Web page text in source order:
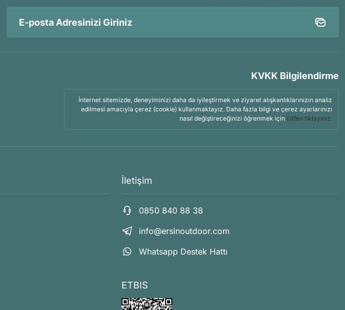
KVKK Bilgilendirme
İnternet sitemizde, deneyiminizi daha da iyileştirmek ve ziyaret alışkanlıklarınızın analiz
edilmesi amacıyla çerez (cookie) kullanmaktayız. Daha fazla bilgi ve çerez ayarlarınızı
nasıl değiştireceğinizi öğrenmek için lütfen tıklayınız.
İletişim
0850 840 88 38
info@ersinoutdoor.com
Whatsapp Destek Hattı
ETBIS